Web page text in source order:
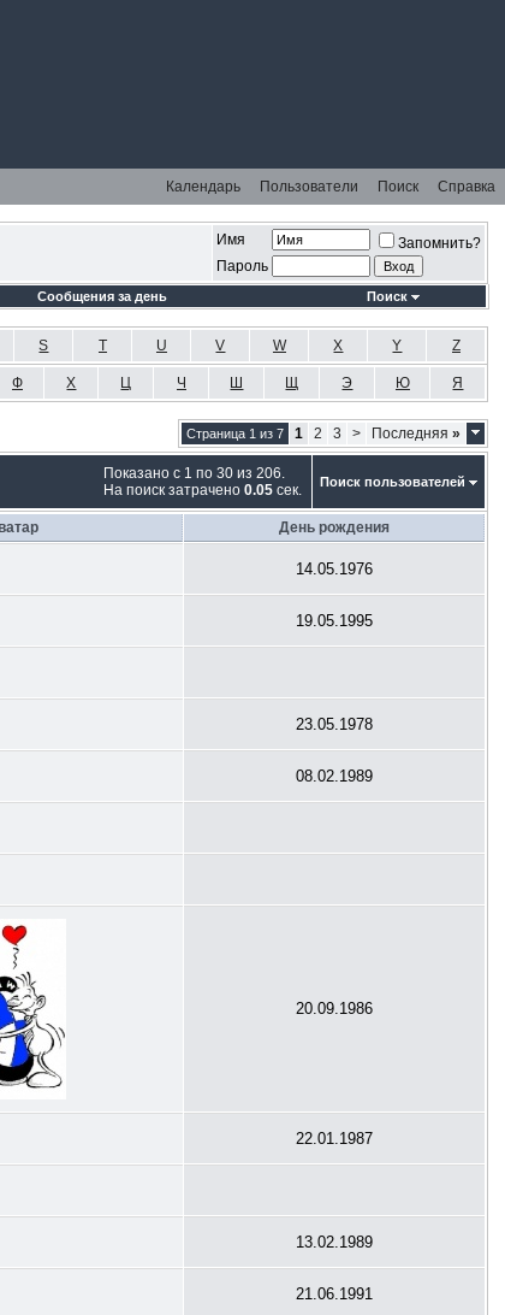
Календарь Пользователи Поиск Справка
Имя
Запомнить?
Пароль
Сообщения за день Поиск
S T U V W X Y Z
Ф Х Ц Ч Ш Щ Э Ю Я
Страница 1 из 7 1 2 3 > Последняя»
Показано с 1 по 30 из 206.
На поиск затрачено0.05 сек. Поиск пользователей
День рождения
14.05.1976
19.05.1995
23.05.1978
08.02.1989
20.09.1986
22.01.1987
13.02.1989
21.06.1991